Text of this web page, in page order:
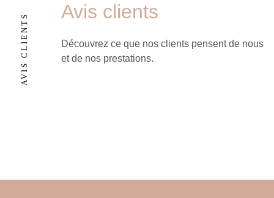
Avis clients
Découvrez ce que nos clients pensent de nous
et de nos prestations.